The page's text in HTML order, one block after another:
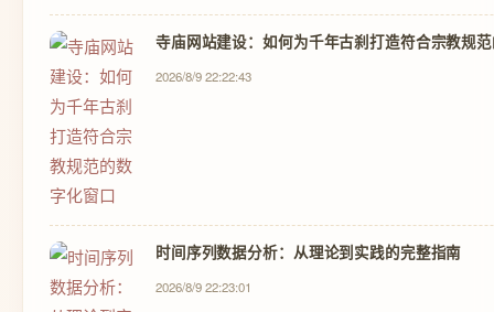
寺庙网站建设：如何为千年古刹打造符合宗教规
2026/8/9 22:22:43
时间序列数据分析：从理论到实践的完整指南
2026/8/9 22:23:01